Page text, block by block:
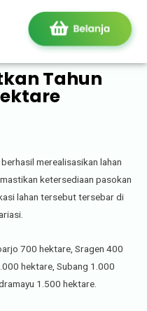
Tahun
merealisasikan lahan
ketersediaan pasokan
lahan tersebut tersebar di
700 hektare, Sragen 400
hektare, Subang 1.000
1.500 hektare.